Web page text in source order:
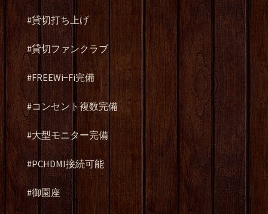
#貸切打ち上げ
#貸切ファンクラブ
#FREEWi−Fi完備
#コンセント複数完備
#大型モニター完備
#PCHDMI接続可能
#御園座